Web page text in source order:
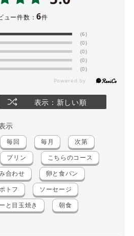
ュー件数：6件
(6)
(0)
(0)
(0)
(0)
表示：新しい順
示
毎回 毎月 次第
プリン こちらのコース
合わせ 卵と食パン
トフ ソーセージ
と目玉焼き 朝食